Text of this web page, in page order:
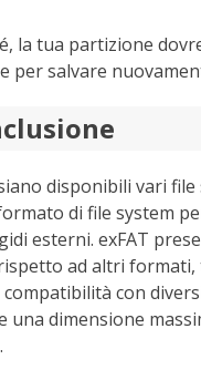
la tua partizione
per salvare
disponibili vari file
di file system
esterni. exFAT
ad altri formati,
con
una dimensione